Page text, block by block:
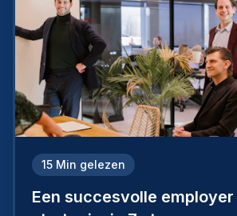
15 Min gelezen
Een succesvolle